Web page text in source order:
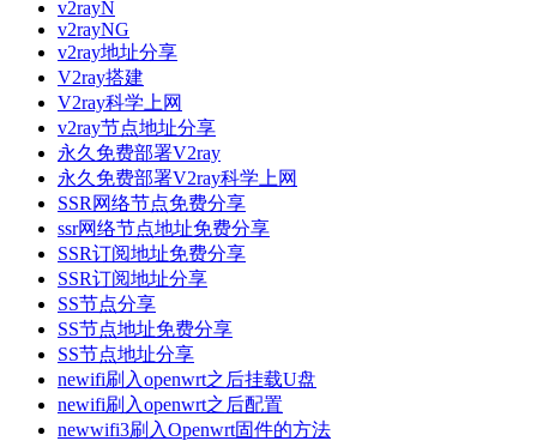
v2rayN
v2rayNG
v2ray地址分享
V2ray搭建
V2ray科学上网
v2ray节点地址分享
永久免费部署V2ray
永久免费部署V2ray科学上网
SSR网络节点免费分享
ssr网络节点地址免费分享
SSR订阅地址免费分享
SSR订阅地址分享
SS节点分享
SS节点地址免费分享
SS节点地址分享
newifi刷入openwrt之后挂载U盘
newifi刷入openwrt之后配置
newwifi3刷入Openwrt固件的方法